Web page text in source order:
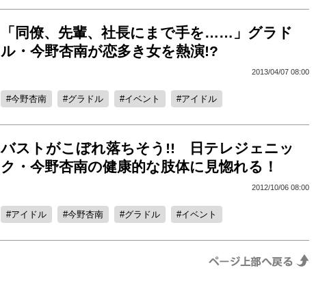
「同僚、先輩、社長にまで手を……」グラド
ル・今野杏南が恋多き女を熱演!?
2013/04/07 08:00
今野杏南 グラドル イベント アイドル
バストがこぼれ落ちそう!! 日テレジェニッ
ク・今野杏南の健康的な肢体に見惚れる！
2012/10/06 08:00
アイドル 今野杏南 グラドル イベント